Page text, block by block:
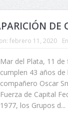
DE
on: febrero 11, 2020
Mar del Plata, 11
cumplen 43 años
compañero Oscar
Fuerza de Capital
1977, los Grupos d...